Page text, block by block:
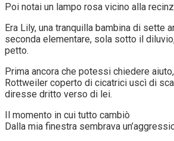
Poi notai un lampo rosa vicino alla
Era Lily, una tranquilla bambina di sette
seconda elementare, sola sotto il
petto.
Prima ancora che potessi chiedere
Rottweiler coperto di cicatrici uscì di
diresse dritto verso di lei.
Il momento in cui tutto cambiò
Dalla mia finestra sembrava